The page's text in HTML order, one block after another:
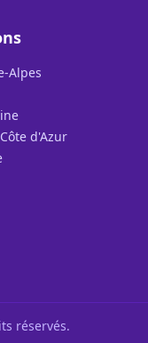
Alpes
d'Azur
réservés.